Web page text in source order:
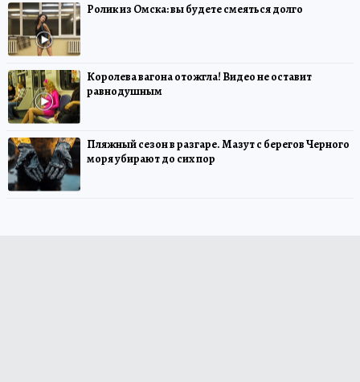
Ролик из Омска: вы будете смеяться долго
Королева вагона отожгла! Видео не оставит
равнодушным
Пляжный сезон в разгаре. Мазут с берегов Черного
моря убирают до сих пор